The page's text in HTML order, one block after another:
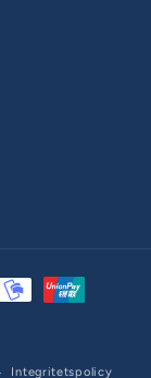
Integritetspolicy